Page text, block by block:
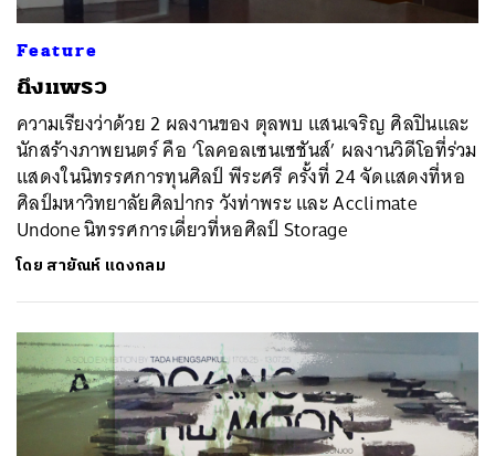
Feature
ถึงแพรว
ความเรียงว่าด้วย 2 ผลงานของ ตุลพบ แสนเจริญ ศิลปินและ
นักสร้างภาพยนตร์ คือ ‘โลคอลเซนเซชันส์’ ผลงานวิดีโอที่ร่วม
แสดงในนิทรรศการทุนศิลป์ พีระศรี ครั้งที่ 24 จัดแสดงที่หอ
ศิลป์มหาวิทยาลัยศิลปากร วังท่าพระ และ Acclimate
Undone นิทรรศการเดี่ยวที่หอศิลป์ Storage
โดย สายัณห์ แดงกลม